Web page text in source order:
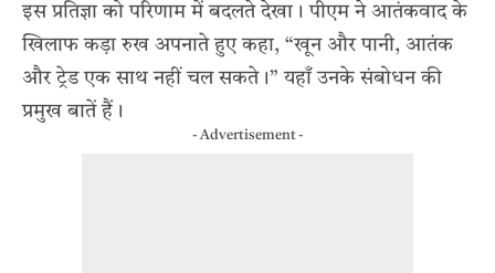
इस प्रतिज्ञा को परिणाम में बदलते देखा। पीएम ने आतंकवाद के
खिलाफ कड़ा रुख अपनाते हुए कहा, “खून और पानी, आतंक
और ट्रेड एक साथ नहीं चल सकते।” यहाँ उनके संबोधन की
प्रमुख बातें हैं।
- Advertisement -